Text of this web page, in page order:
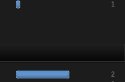
1
2